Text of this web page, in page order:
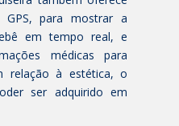
GPS, para mostrar a
em tempo real, e
médicas para
relação à estética, o
ser adquirido em